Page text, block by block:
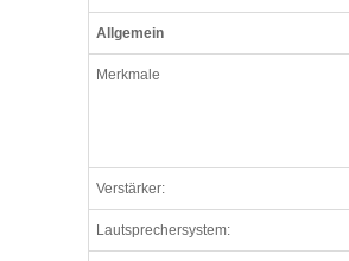
Allgemein
Merkmale
Verstärker:
Lautsprechersystem: